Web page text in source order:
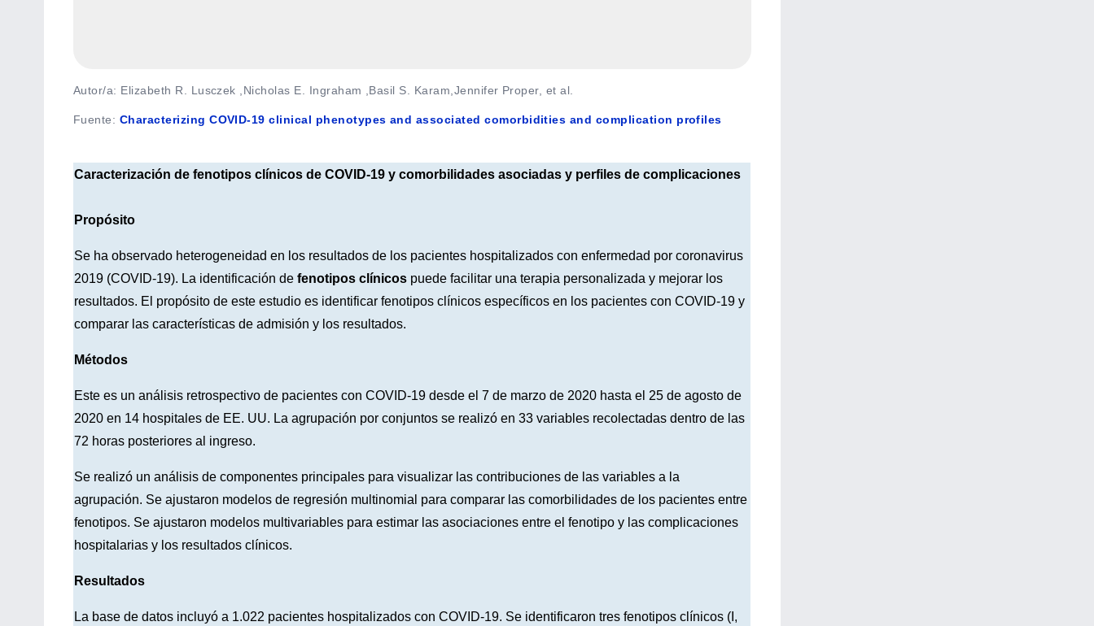
Autor/a: Elizabeth R. Lusczek ,Nicholas E. Ingraham ,Basil S. Karam,Jennifer Proper, et al.
Fuente: Characterizing COVID-19 clinical phenotypes and associated comorbidities and complication profiles
Caracterización de fenotipos clínicos de COVID-19 y comorbilidades asociadas y perfiles de complicaciones
Propósito
Se ha observado heterogeneidad en los resultados de los pacientes hospitalizados con enfermedad por coronavirus
2019 (COVID-19). La identificación de fenotipos clínicos puede facilitar una terapia personalizada y mejorar los
resultados. El propósito de este estudio es identificar fenotipos clínicos específicos en los pacientes con COVID-19 y
comparar las características de admisión y los resultados.
Métodos
Este es un análisis retrospectivo de pacientes con COVID-19 desde el 7 de marzo de 2020 hasta el 25 de agosto de
2020 en 14 hospitales de EE. UU. La agrupación por conjuntos se realizó en 33 variables recolectadas dentro de las
72 horas posteriores al ingreso.
Se realizó un análisis de componentes principales para visualizar las contribuciones de las variables a la
agrupación. Se ajustaron modelos de regresión multinomial para comparar las comorbilidades de los pacientes entre
fenotipos. Se ajustaron modelos multivariables para estimar las asociaciones entre el fenotipo y las complicaciones
hospitalarias y los resultados clínicos.
Resultados
La base de datos incluyó a 1.022 pacientes hospitalizados con COVID-19. Se identificaron tres fenotipos clínicos (I,